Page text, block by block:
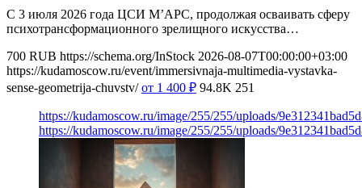
С 3 июля 2026 года ЦСИ М’АРС, продолжая осваивать сферу
психотрансформационного зрелищного искусства…
700 RUB https://schema.org/InStock 2026-08-07T00:00:00+03:00
https://kudamoscow.ru/event/immersivnaja-multimedia-vystavka-
sense-geometrija-chuvstv/ от 1 400 ₽ 94.8K 251
https://kudamoscow.ru/image/255/255/uploads/
https://kudamoscow.ru/image/255/255/uploads/